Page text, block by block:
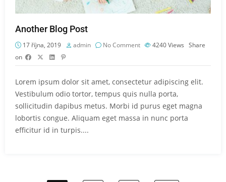
Another Blog Post
17 října, 2019 admin No Comment 4240Views Share
on
Lorem ipsum dolor sit amet, consectetur adipiscing elit.
Vestibulum odio tortor, tempus quis nulla porta,
sollicitudin dapibus metus. Morbi id purus eget magna
lobortis congue. Aliquam eget massa in nunc porta
efficitur id in turpis....